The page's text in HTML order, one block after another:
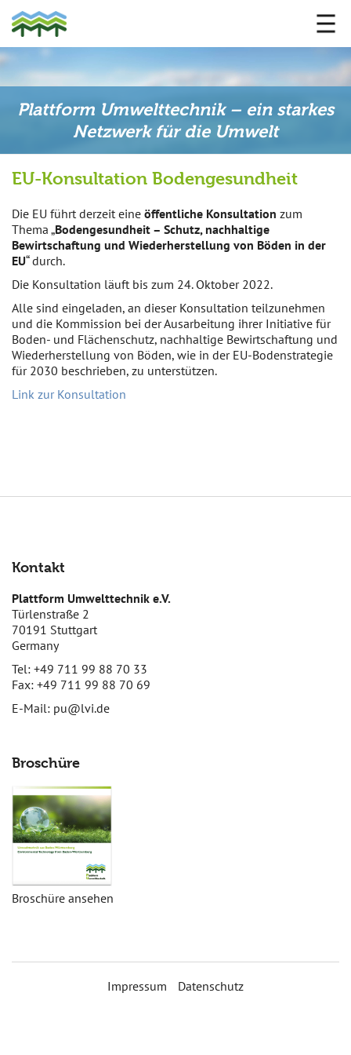
Plattform Umwelttechnik – ein starkes
Netzwerk für die Umwelt
EU-Konsultation Bodengesundheit
Die EU führt derzeit eine öffentliche Konsultation zum
Thema „Bodengesundheit – Schutz, nachhaltige
Bewirtschaftung und Wiederherstellung von Böden in der
EU“ durch.
Die Konsultation läuft bis zum 24. Oktober 2022.
Alle sind eingeladen, an dieser Konsultation teilzunehmen
und die Kommission bei der Ausarbeitung ihrer Initiative für
Boden- und Flächenschutz, nachhaltige Bewirtschaftung und
Wiederherstellung von Böden, wie in der EU-Bodenstrategie
für 2030 beschrieben, zu unterstützen.
Link zur Konsultation
Kontakt
Plattform Umwelttechnik e.V.
Türlenstraße 2
70191 Stuttgart
Germany
Tel: +49 711 99 88 70 33
Fax: +49 711 99 88 70 69
E-Mail: pu@lvi.de
Broschüre
Broschüre ansehen
Impressum Datenschutz